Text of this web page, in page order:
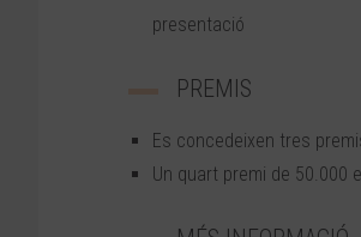
presentació
PREMIS
Es concedeixen tres
Un quart premi de 50.000